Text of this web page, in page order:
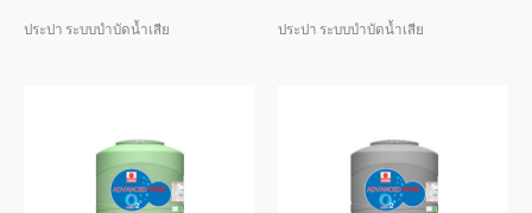
ประปา ระบบบำบัดน้ำเสีย ประปา ระบบบำบัดน้ำเสีย